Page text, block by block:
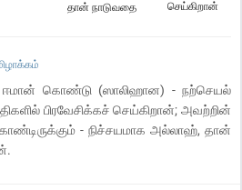
செய்கிறான்
தான் நாடுவதை
ஈமான் கொண்டு (ஸாலிஹான) - நற்செயல்
பிரவேசிக்கச் செய்கிறான்; அவற்றின்
- நிச்சயமாக அல்லாஹ், தான்